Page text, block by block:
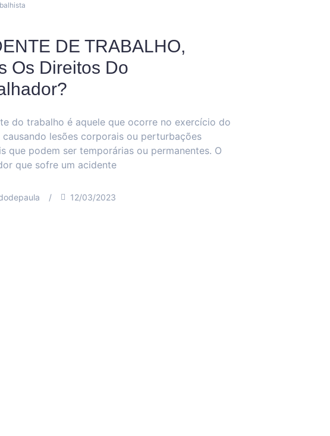
DE TRABALHO,
Os Direitos Do
do trabalho é aquele que ocorre no exercício do
causando lesões corporais ou perturbações
que podem ser temporárias ou permanentes. O
que sofre um acidente
/ 12/03/2023